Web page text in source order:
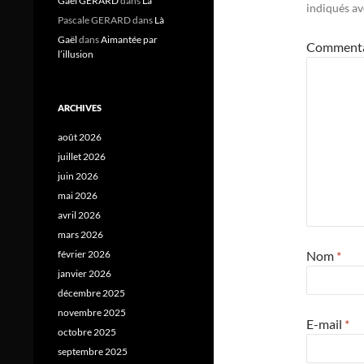
indiqués
Nom *
E-mail *
Pascale GERARDdans Là
Gaël dansAimantée par
l’illusion
ARCHIVES
août 2026
juillet 2026
juin 2026
mai 2026
avril 2026
mars 2026
février 2026
janvier 2026
décembre 2025
novembre 2025
octobre 2025
septembre 2025